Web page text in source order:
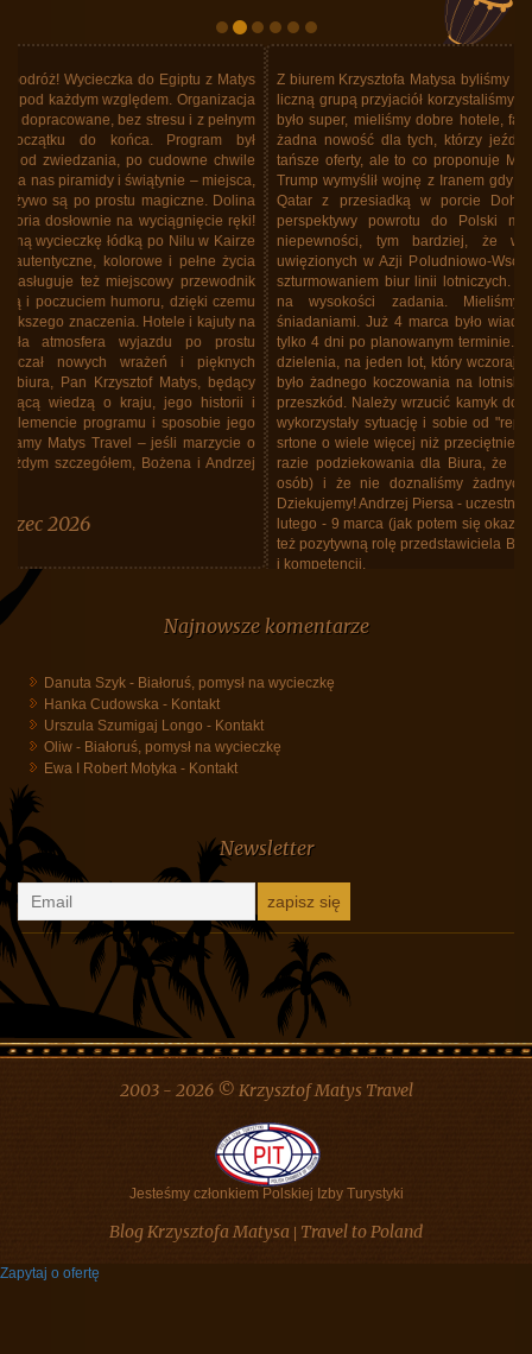
Z biurem Krzysztofa Matysa byliśmy w Tajlandii. Nie pierwszy raz. Z dość
liczną grupą przyjaciół korzystaliśmy już kilka razy z usług Biura. Zawsze
było super, mieliśmy dobre hotele, fajny program, super jedzenie. Ale to
żadna nowość dla tych, którzy jeździli już z tym Biurem. Wiem, że są
tańsze oferty, ale to co proponuje Matys Travel... Ale do rzeczy. Donald
Trump wymyślił wojnę z Iranem gdy byliśmy w Tajlandii. Lecieliśmy linią
Qatar z przesiadką w porcie Doha. Oczywiście lotnisko zamknięte,
perspektywy powrotu do Polski mgliste. Siadły nastroje z powodu
niepewności, tym bardziej, że wiedziliśmy o tysiącach Polaków
uwięzionych w Azji Poludniowo-Wschodniej, koczowaniu na lotniskach,
szturmowaniem biur linii lotniczych. Krzysztof Matys i jego biuro stanęło
na wysokości zadania. Mieliśmy dobry hotel, ze znakomitymi
śniadaniami. Już 4 marca było wiadomo, że odlecimy Lotem 12 marca
tylko 4 dni po planowanym terminie. Biuro upchnęło nas, wszystkich bez
dzielenia, na jeden lot, który wczoraj tj. 12 marca doszedł do skutku. Nie
było żadnego koczowania na lotnisku. Lot "repatriacyjny" odbył się bez
przeszkód. Należy wrzucić kamyk do ogródka Lotu. Linie bez skrupułów
wykorzystały sytuację i sobie od "repatriantów" zażyczyły za lot w jedną
srtone o wiele więcej niż przeciętnie się płaciło za lot w obie. W każdym
razie podziekowania dla Biura, że zajęło sie nami (a grupa spora, 40
osób) i że nie doznaliśmy żadnych niedogodnośći z tego powodu.
Dziekujemy! Andrzej Piersa - uczestnik wycieczki do Tajlandii w dniach 25
lutego - 9 marca (jak potem się okazało do 12 marca). Należy podkreślić
też pozytywną rolę przedstawiciela Biura, Maćka Grzegrzółki, siła spokoju
i kompetencji.
Najnowsze komentarze
Danuta Szyk-Białoruś, pomysł na wycieczkę
Ewa I Robert Motyka
Kontakt
Newsletter
2003 - 2026 © Krzysztof Matys Travel